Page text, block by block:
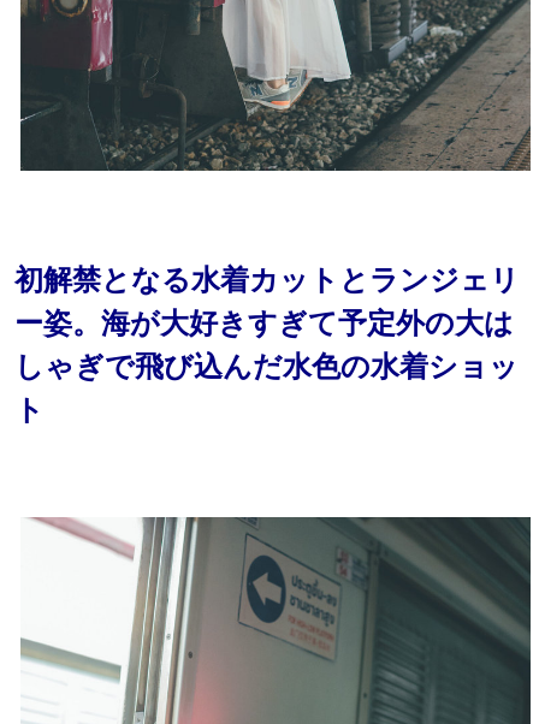
初解禁となる水着カットとランジェリ
ー姿。海が大好きすぎて予定外の大は
しゃぎで飛び込んだ水色の水着ショッ
ト